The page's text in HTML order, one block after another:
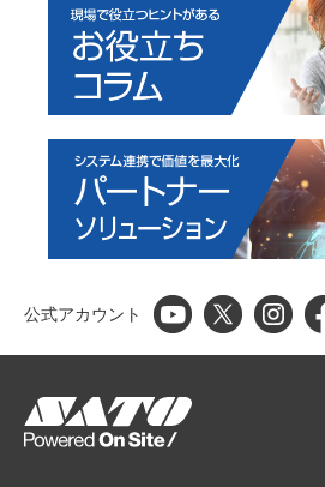
公式アカウント